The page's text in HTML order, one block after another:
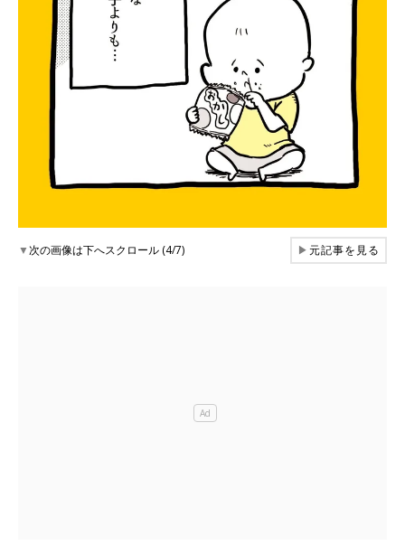
▼次の画像は下へスクロール (4/7) ▶元記事を見る